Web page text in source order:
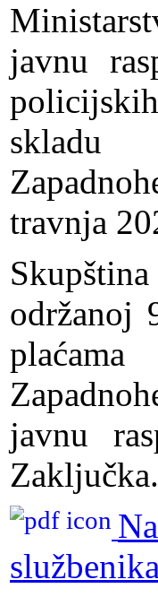
javnu
travnja
održanoj
javnu
Zaključka.